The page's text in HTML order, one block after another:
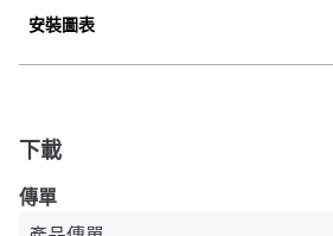
安裝圖表
下載
傳單